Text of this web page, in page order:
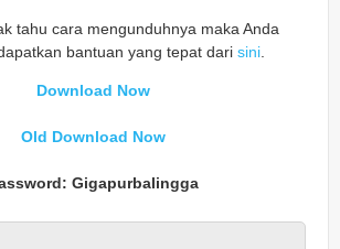
tahu cara mengunduhnya maka Anda
bantuan yang tepat dari sini.
Download Now
Old Download Now
Gigapurbalingga